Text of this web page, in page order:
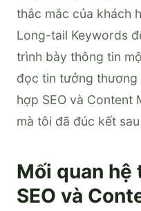
thắc mắc của khách
Long-tail Keywords
trình bày thông tin
đọc tin tưởng
hợp SEO và Content
mà tôi đã đúc kết
Mối quan
SEO và